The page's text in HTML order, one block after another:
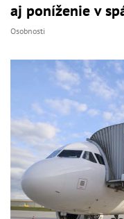
aj poníženie v
Osobnosti